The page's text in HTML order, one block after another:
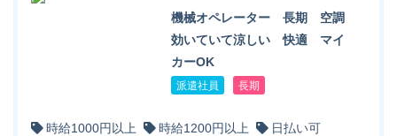
機械オペレーター 長期 空調
効いていて涼しい 快適 マイ
カーOK
派遣社員 長期
時給1000円以上 時給1200円以上
日払い可